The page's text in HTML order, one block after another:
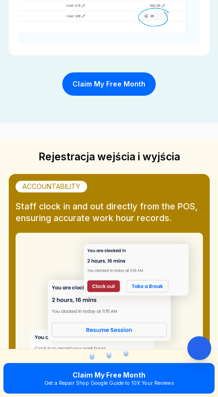
Claim My Free Month
Rejestracja wejścia i wyjścia
ACCOUNTABILITY
Staff clock in and out directly from the POS,
ensuring accurate work hour records.
Claim My Free Month
Get a Repair Shop Google Guide to 10X Your Reviews